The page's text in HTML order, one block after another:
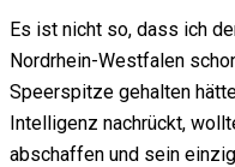
Es ist nicht so, dass ich
Nordrhein-Westfalen
Speerspitze gehalten
Intelligenz nachrückt,
abschaffen und sein